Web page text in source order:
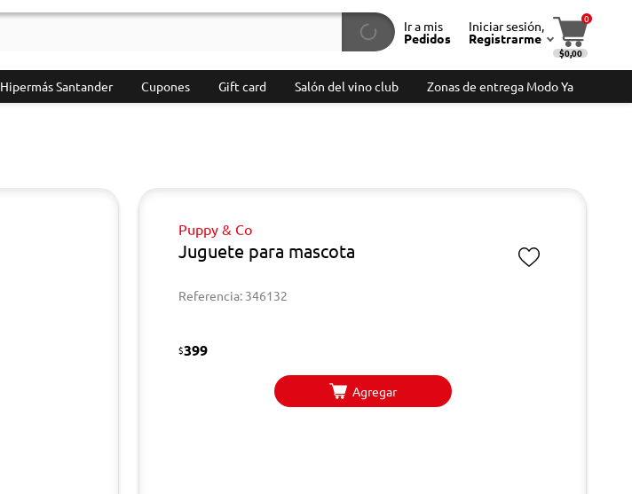
Ir a mis
Pedidos
Iniciar sesión,
Registrarme
0
$0,00
Hipermás Santander Cupones Gift card Salón del vino club Zonas de entrega Modo Ya
Puppy & Co
Juguete para mascota
Referencia: 346132
$399
Agregar